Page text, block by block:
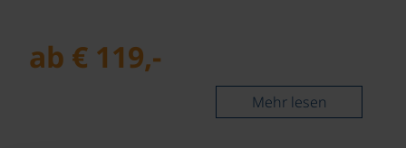
ab € 119,-
Mehr lesen